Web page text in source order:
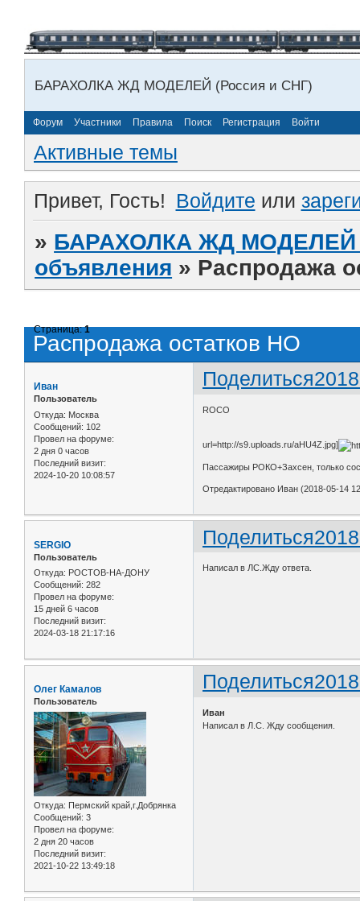
БАРАХОЛКА ЖД МОДЕЛЕЙ (Россия и СНГ)
Форум Участники Правила Поиск Регистрация Войти
Активные темы
Привет, Гость! Войдите или
» БАРАХОЛКА ЖД МОДЕЛЕЙ
объявления » Распродажа
Распродажа остатков НО
Страница:1
Поделиться
Иван
Пользователь
Откуда: Москва
Сообщений: 102
Провел на форуме:
2 дня 0 часов
Последний визит:
2024-10-20 10:08:57
ROCO
url=http://s9.uploads.ru/aHU4Z.jpg]
Пассажиры РОКО+Захсен, только
Отредактировано Иван (2018-05-14
Поделиться
SERGIO
Пользователь
Откуда: РОСТОВ-НА-ДОНУ
Сообщений: 282
Провел на форуме:
15 дней 6 часов
Последний визит:
2024-03-18 21:17:16
Написал в ЛС.Жду ответа.
Поделиться
Олег Камалов
Пользователь
Откуда: Пермский край,г.Добрянка
Сообщений: 3
Провел на форуме:
2 дня 20 часов
Последний визит:
2021-10-22 13:49:18
Иван
Написал в Л.С. Жду сообщения.